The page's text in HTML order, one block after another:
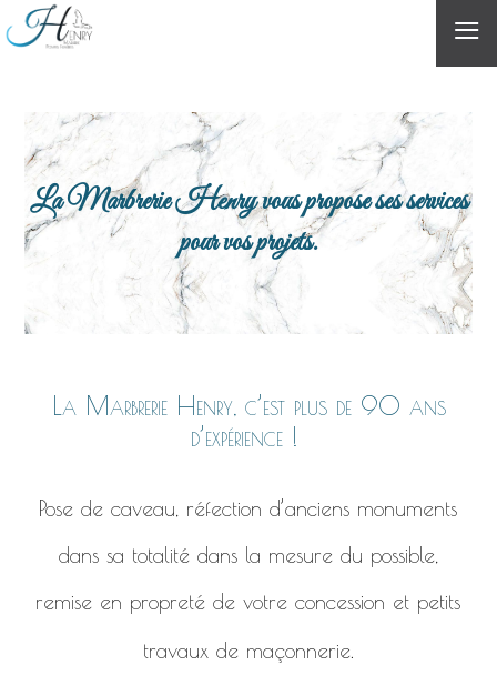
≡
La Marbrerie Henry vous propose ses services
pour vos projets.
La Marbrerie Henry, c’est plus de 90 ans
d’expérience !
Pose de caveau, réfection d’anciens monuments
dans sa totalité dans la mesure du possible,
remise en propreté de votre concession et petits
travaux de maçonnerie.